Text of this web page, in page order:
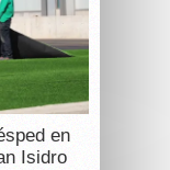
en
Isidro